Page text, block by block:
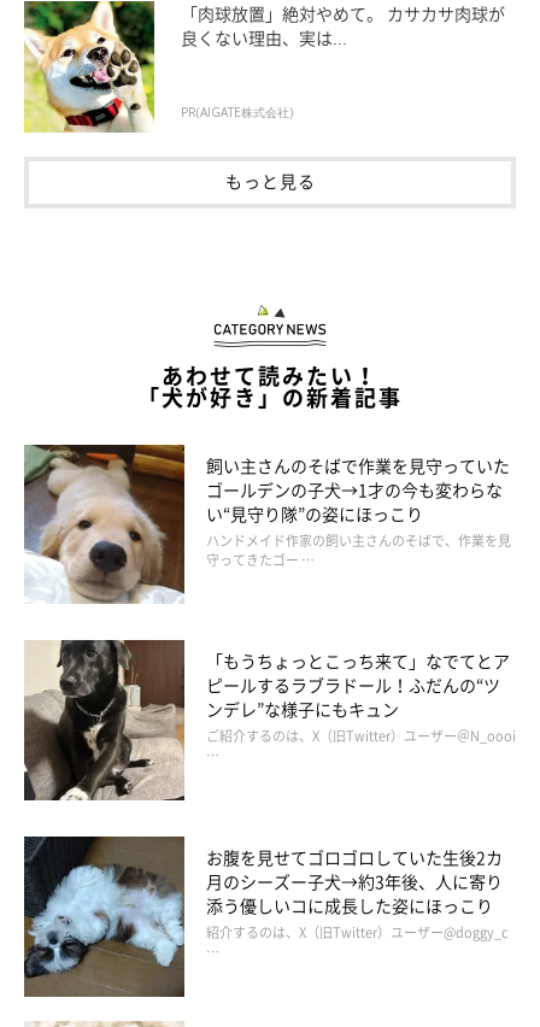
なものに興味を示します。そのため、なかなか散歩が進まないこ
ともあるのですが、そんなむぎにとって好きなもの、楽しいこと
がたくさん見つかるように、いろいろな経験をさせてあげたいな
と思っています。これからも一緒に楽しい思い出をたくさんつく
むぎくんとのこれからが、とっても楽しみですね！
写真提供・取材協力／
※この記事は投稿者さまに取材し、了承の上制作したものです。
2026年5月時点の情報であり、現在と異なる場合があります。
「肉球放置」絶対やめて。 カサカサ肉球が
良くない理由、実は...
PR(AIGATE株式会社)
もっと見る
あわせて読みたい！
「犬が好き」の新着記事
飼い主さんのそばで作業を見守っていた
ゴールデンの子犬→1才の今も変わらな
い“見守り隊”の姿にほっこり
ハンドメイド作家の飼い主さんのそばで、作業を見
守ってきたゴー …
「もうちょっとこっち来て」なでてとア
ピールするラブラドール！ふだんの“ツ
ンデレ”な様子にもキュン
ご紹介するのは、X（旧Twitter）ユーザー＠N_oooi
…
お腹を見せてゴロゴロしていた生後2カ
月のシーズー子犬→約3年後、人に寄り
添う優しいコに成長した姿にほっこり
紹介するのは、X（旧Twitter）ユーザー@doggy_c
…